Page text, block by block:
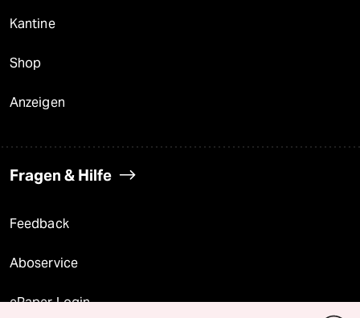
Kantine
Shop
Anzeigen
Fragen & Hilfe
Feedback
Aboservice
ePaper Login